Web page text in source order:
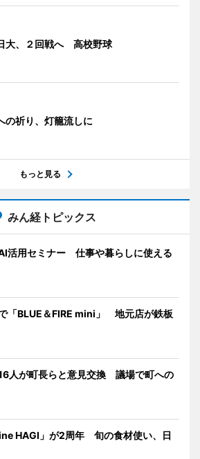
大、２回戦へ 高校野球
の祈り、灯籠流しに
もっと見る
みん経トピックス
活用セミナー 仕事や暮らしに使える
「BLUE＆FIRE mini」 地元店が鉄板
16人が町長らと意見交換 議場で町への
HAGI」が2周年 旬の食材使い、日